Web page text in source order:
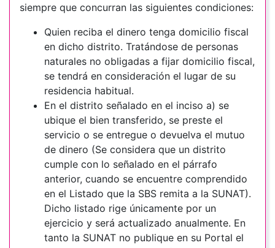
siempre que concurran las siguientes condiciones:
Quien reciba el dinero tenga domicilio fiscal
en dicho distrito. Tratándose de personas
naturales no obligadas a fijar domicilio fiscal,
se tendrá en consideración el lugar de su
residencia habitual.
En el distrito señalado en el inciso a) se
ubique el bien transferido, se preste el
servicio o se entregue o devuelva el mutuo
de dinero (Se considera que un distrito
cumple con lo señalado en el párrafo
anterior, cuando se encuentre comprendido
en el Listado que la SBS remita a la SUNAT).
Dicho listado rige únicamente por un
ejercicio y será actualizado anualmente. En
tanto la SUNAT no publique en su Portal el